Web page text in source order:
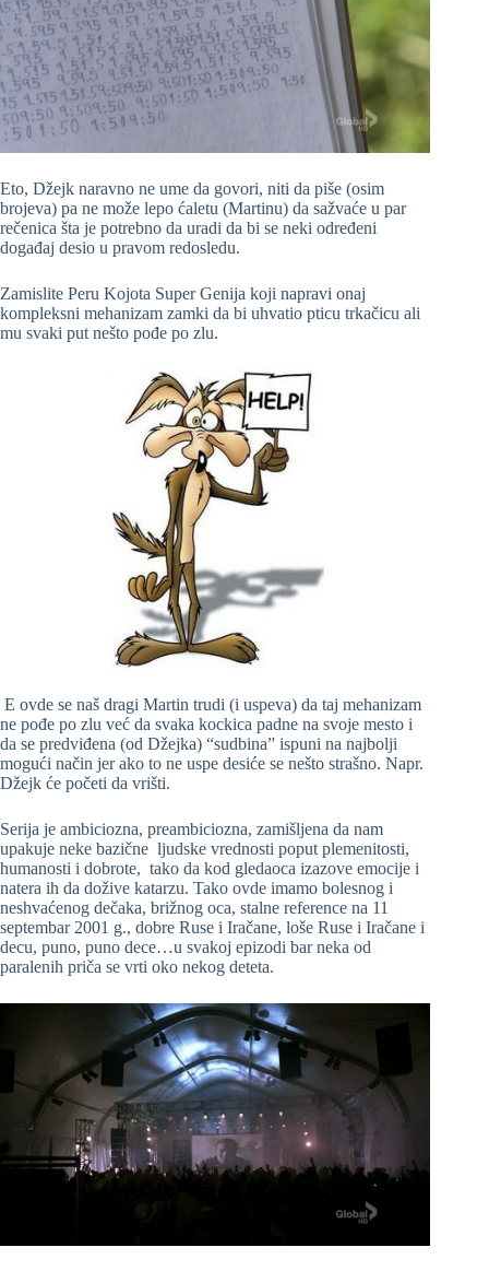
Eto, Džejk naravno ne ume da govori, niti da piše (osim
brojeva) pa ne može lepo ćaletu (Martinu) da sažvaće u par
rečenica šta je potrebno da uradi da bi se neki određeni
događaj desio u pravom redosledu.
Zamislite Peru Kojota Super Genija koji napravi onaj
kompleksni mehanizam zamki da bi uhvatio pticu trkačicu ali
mu svaki put nešto pođe po zlu.
E ovde se naš dragi Martin trudi (i uspeva) da taj mehanizam
ne pođe po zlu već da svaka kockica padne na svoje mesto i
da se predviđena (od Džejka) “sudbina” ispuni na najbolji
mogući način jer ako to ne uspe desiće se nešto strašno. Napr.
Džejk će početi da vrišti.
Serija je ambiciozna, preambiciozna, zamišljena da nam
upakuje neke bazične ljudske vrednosti poput plemenitosti,
humanosti i dobrote, tako da kod gledaoca izazove emocije i
natera ih da dožive katarzu. Tako ovde imamo bolesnog i
neshvaćenog dečaka, brižnog oca, stalne reference na 11
septembar 2001 g., dobre Ruse i Iračane, loše Ruse i Iračane i
decu, puno, puno dece…u svakoj epizodi bar neka od
paralenih priča se vrti oko nekog deteta.